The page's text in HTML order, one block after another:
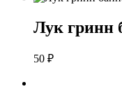
Лук гринн
50 ₽